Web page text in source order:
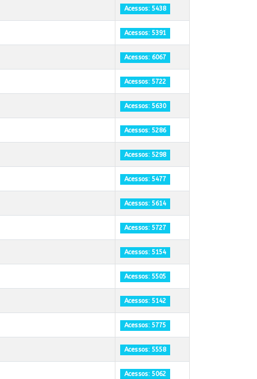
Acessos: 5438
Acessos: 5391
Acessos: 6067
Acessos: 5722
Acessos: 5630
Acessos: 5286
Acessos: 5298
Acessos: 5477
Acessos: 5614
Acessos: 5727
Acessos: 5154
Acessos: 5505
Acessos: 5142
Acessos: 5775
Acessos: 5558
Acessos: 5062